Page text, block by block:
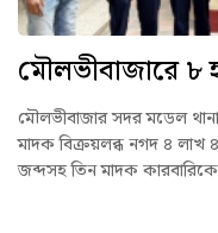
মৌলভীবাজারে ৮
মৌলভীবাজার সদর মডেল
মাদক বিক্রয়লব্ধ নগদ ৪ লাখ
জব্দসহ তিন মাদক কারবারিকে